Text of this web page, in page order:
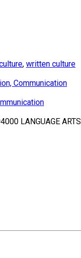
, written culture
Communication
LANGUAGE